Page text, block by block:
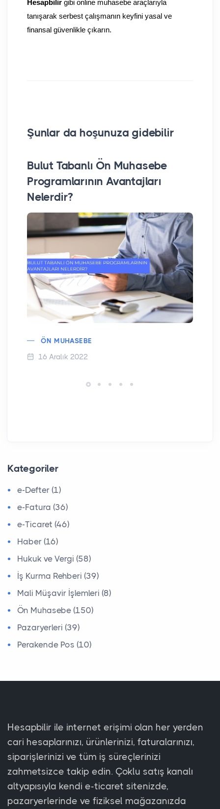
Hesapbilir gibi online muhasebe araçlarıyla
tanışarak serbest çalışmanın keyfini yasal ve
finansal güvenlikle çıkarın.
Şunlar da hoşunuza gidebilir
Bulut Tabanlı Ön Muhasebe
Programlarının Avantajları
Nelerdir?
ÖN MUHASEBE
16 Aralık 2022
Kategoriler
e-Defter (1)
e-Fatura (36)
e-Ticaret (46)
Haber (16)
Hukuk ve Vergi (58)
İş Kurma Rehberi (39)
Mali Müşavir İşlemleri (8)
Ön Muhasebe (150)
Pazaryerleri (39)
Perakende Pos (10)
Hesapbilir ile internet erişimi olan her yerden
cari hesaplarınızı, ürünlerinizi, faturalarınızı,
siparişlerinizi ve tüm iş süreçlerinizi
zahmetsizce takip edin. Çoklu satış kanalı
altyapısıyla kendi e-ticaret sitenizde,
pazaryerlerinde ve fiziksel mağazanızda